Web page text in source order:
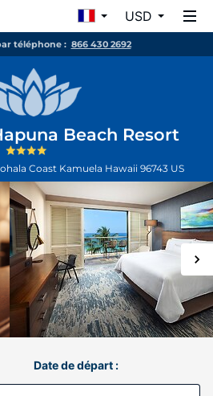
USD
téléphone : 866 430 2692
Beach Resort
Coast Kamuela Hawaii 96743 US
Date de départ :